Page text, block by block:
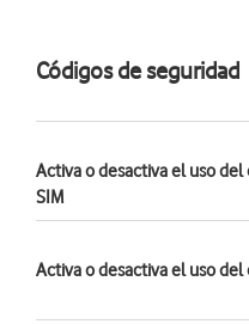
Códigos de seguridad
Activa o desactiva el uso
SIM
Activa o desactiva el uso